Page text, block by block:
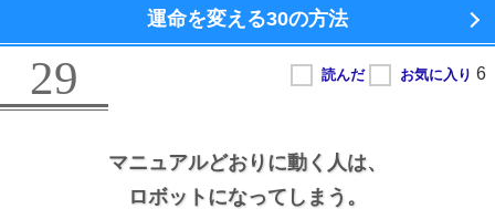
運命を変える30の方法
29
マニュアルどおりに動く人は、
ロボットになってしまう。